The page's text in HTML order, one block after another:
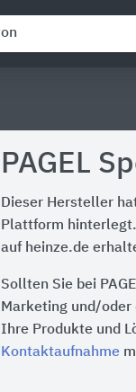
PAGEL
Dieser Hersteller
Plattform
auf heinze.de
Sollten Sie bei
Marketing und/
Ihre Produkte und
Kontaktaufnahme